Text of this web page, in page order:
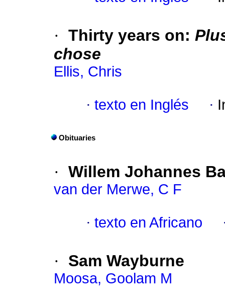
· Thirty years on:
chose
Ellis, Chris
· texto en Inglés ·
Obituaries
· Willem Johannes
van der Merwe, C F
· texto en Africano
· Sam Wayburne
Moosa, Goolam M